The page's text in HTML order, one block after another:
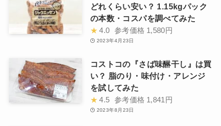
どれくらい安い？ 1.15kgパック
の本数・コスパを調べてみた
★ 4.0 参考価格 1,580円
2023年4月23日
コストコの『さば味醂干し』は買
い？ 脂のり・味付け・アレンジ
を試してみた
★ 4.5 参考価格 1,841円
2023年8月23日